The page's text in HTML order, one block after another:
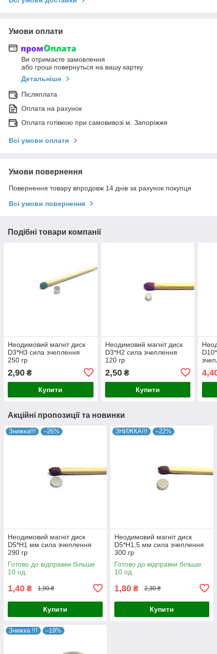
Умови оплати
Ви отримаєте замовлення
або гроші повернуться на вашу картку
Детальніше
Післяплата
Оплата на рахунок
Оплата готівкою при самовивозі м. Запоріжжя
Всі умови оплати
Умови повернення
Повернення товару впродовж 14 днів за рахунок покупця
Всі умови повернення
Подібні товари компанії
Неодимовий магніт диск
D3*H3 сила зчеплення
250 гр
2,90 ₴
Купити
Неодимовий магніт диск
D3*H2 сила зчеплення
120 гр
2,50₴
Купити
Акційні пропозиції та новинки
Знижка!!! –26%
Неодимовий магніт диск
D5*H1 мм сила зчеплення
290 гр
Готово до відправки більше
10 од.
1,40 ₴ 1,90 ₴
Купити
ЗНИЖКА!!! –22%
Неодимовий магніт диск
D5*H1,5 мм сила зчеплення
300 гр
Готово до відправки більше
10 од.
1,80 ₴ 2,30 ₴
Купити
Знижка !!! –19%